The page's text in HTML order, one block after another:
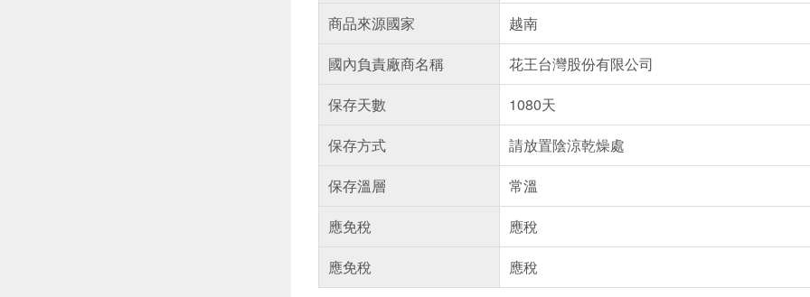
商品來源國家
越南
國內負責廠商名稱
花王台灣股份有限公司
保存天數
1080天
保存方式
請放置陰涼乾燥處
保存溫層
常溫
應免稅
應稅
應免稅
應稅